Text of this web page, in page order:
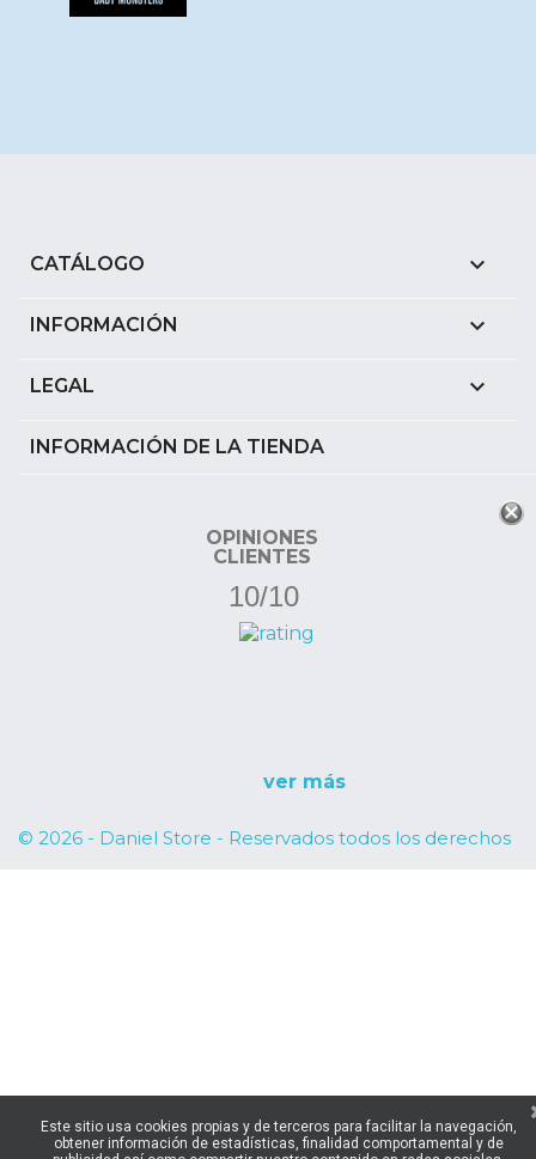
CATÁLOGO 
INFORMACIÓN 
LEGAL 
INFORMACIÓN DE LA TIENDA
OPINIONES
CLIENTES
10/10
ver más
© 2026 - Daniel Store - Reservados todos los derechos
Este sitio usa cookies propias y de terceros para facilitar la navegación,
obtener información de estadísticas, finalidad comportamental y de